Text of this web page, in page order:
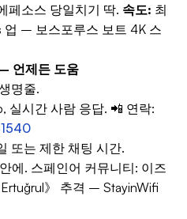
페소스 당일치기 딱. 속도: 최
– 보스포루스 보트 4K 스
언제든 도움
명줄.
실시간 사람 응답. 📲 연락:
또는 제한 채팅 시간.
에. 스페인어 커뮤니티: 이즈
》 추격 – StayinWifi